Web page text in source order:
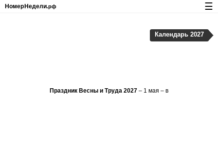
Праздник Весны и Труда 2027 – 1 мая – в
Календарь 2027
Номер Недели.рф ☰